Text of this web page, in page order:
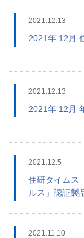
2021.12.13
2021年 12月
2021.12.13
2021年 12月
2021.12.5
住研タイムス
ルス」認証製
2021.11.10